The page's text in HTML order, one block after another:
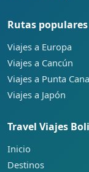
Rutas populares
Viajes a Europa
Viajes a Cancún
Viajes a Punta Cana
Viajes a Japón
Travel Viajes
Inicio
Destinos